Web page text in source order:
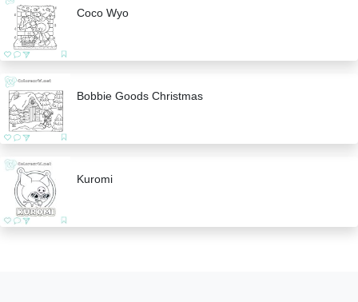
Coco Wyo
Bobbie Goods Christmas
Kuromi